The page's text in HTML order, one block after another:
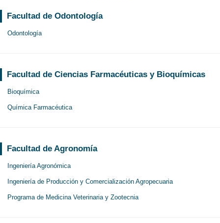
Facultad de Odontología
Odontología
Facultad de Ciencias Farmacéuticas y Bioquímicas
Bioquímica
Química Farmacéutica
Facultad de Agronomía
Ingeniería Agronómica
Ingeniería de Producción y Comercialización Agropecuaria
Programa de Medicina Veterinaria y Zootecnia